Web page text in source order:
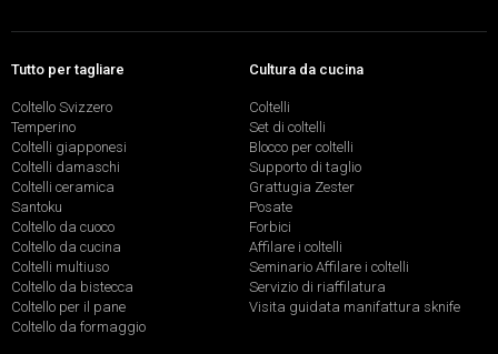
Tutto per tagliare
Coltello Svizzero
Temperino
Coltelli giapponesi
Coltelli damaschi
Coltelli ceramica
Santoku
Coltello da cuoco
Coltello da cucina
Coltelli multiuso
Coltello da bistecca
Coltello per il pane
Coltello da formaggio
Cultura da cucina
Coltelli
Set di coltelli
Blocco per coltelli
Supporto di taglio
Grattugia Zester
Posate
Forbici
Affilare i coltelli
Seminario Affilare i coltelli
Servizio di riaffilatura
Visita guidata manifattura sknife